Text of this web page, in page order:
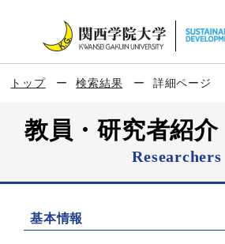
トップ 検索結果 詳細ページ
教員・研究者紹
Researchers
基本情報